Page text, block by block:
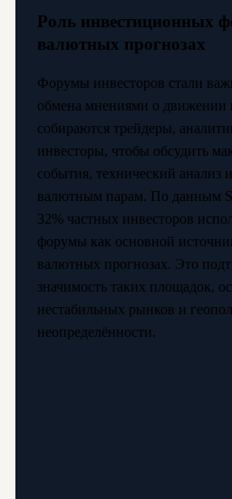
Роль инвестиционных
валютных прогнозах
Форумы инвесторов стали
обмена мнениями о движении
собираются трейдеры,
инвесторы, чтобы обсудить
события, технический
валютным парам. По данным
32% частных инвесторов
форумы как основной
валютных прогнозах. Это
значимость таких площадок,
нестабильных рынков и
неопределённости.